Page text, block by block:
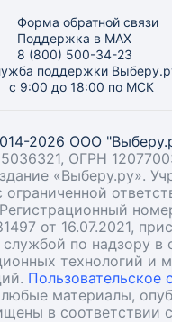
Форма обратной связи
Поддержка в MAX
8 (800) 500-34-23
поддержки
с 9:00 до 18:00 по МСК
2026 ООО
ОГРН
«Выберу.ру».
Регистрационный
от 16.07.2021,
по надзору в
технологий и
Пользовательское
материалы,
в соответствии